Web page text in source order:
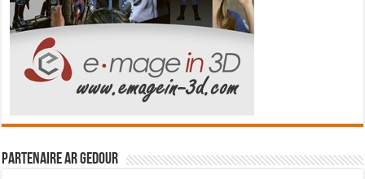
Partenaire Ar Gedour